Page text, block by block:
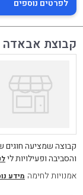
לפרטים נוספים
קבוצת אבאדה
קבוצה שמציעה חוגים
והסביבה ופעילויות לי
אמנויות לחימה מידע